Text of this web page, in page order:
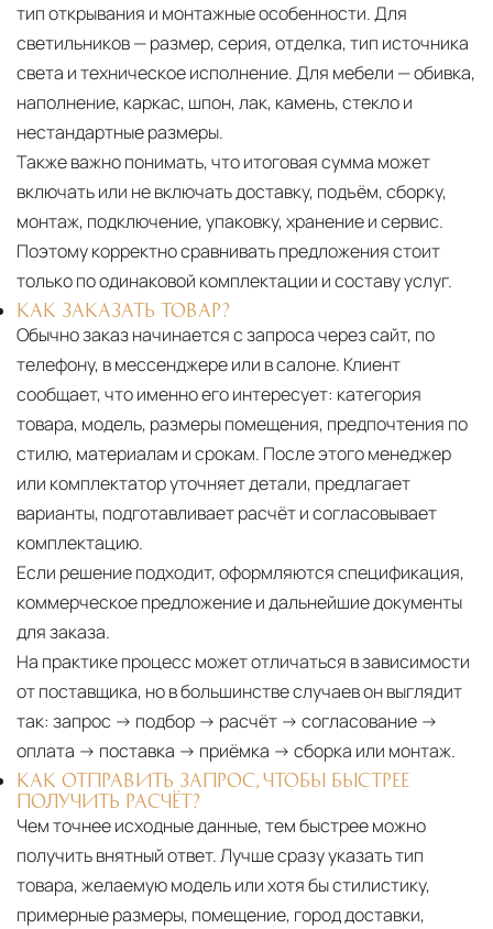
тип открывания и монтажные особенности. Для
светильников — размер, серия, отделка, тип источника
света и техническое исполнение. Для мебели — обивка,
наполнение, каркас, шпон, лак, камень, стекло и
нестандартные размеры.
Также важно понимать, что итоговая сумма может
включать или не включать доставку, подъём, сборку,
монтаж, подключение, упаковку, хранение и сервис.
Поэтому корректно сравнивать предложения стоит
только по одинаковой комплектации и составу услуг.
КАК ЗАКАЗАТЬ ТОВАР?
Обычно заказ начинается с запроса через сайт, по
телефону, в мессенджере или в салоне. Клиент
сообщает, что именно его интересует: категория
товара, модель, размеры помещения, предпочтения по
стилю, материалам и срокам. После этого менеджер
или комплектатор уточняет детали, предлагает
варианты, подготавливает расчёт и согласовывает
комплектацию.
Если решение подходит, оформляются спецификация,
коммерческое предложение и дальнейшие документы
для заказа.
На практике процесс может отличаться в зависимости
от поставщика, но в большинстве случаев он выглядит
так: запрос → подбор → расчёт → согласование →
оплата → поставка → приёмка → сборка или монтаж.
КАК ОТПРАВИТЬ ЗАПРОС, ЧТОБЫ БЫСТРЕЕ
ПОЛУЧИТЬ РАСЧЁТ?
Чем точнее исходные данные, тем быстрее можно
получить внятный ответ. Лучше сразу указать тип
товара, желаемую модель или хотя бы стилистику,
примерные размеры, помещение, город доставки,